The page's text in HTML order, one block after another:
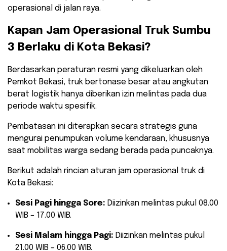
operasional di jalan raya.
​Kapan Jam Operasional Truk Sumbu
3 Berlaku di Kota Bekasi?
​Berdasarkan peraturan resmi yang dikeluarkan oleh
Pemkot Bekasi, truk bertonase besar atau angkutan
berat logistik hanya diberikan izin melintas pada dua
periode waktu spesifik.
Pembatasan ini diterapkan secara strategis guna
mengurai penumpukan volume kendaraan, khususnya
saat mobilitas warga sedang berada pada puncaknya.
​Berikut adalah rincian aturan jam operasional truk di
Kota Bekasi:
Sesi Pagi hingga Sore: Diizinkan melintas pukul 08.00
WIB – 17.00 WIB.
Sesi Malam hingga Pagi: Diizinkan melintas pukul
21.00 WIB – 06.00 WIB.